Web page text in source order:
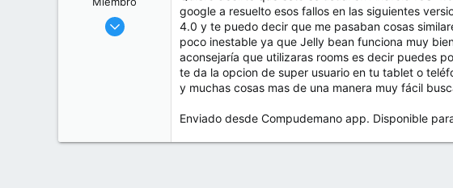
25 Jun 2013
google a resuelto esos fallos en las siguientes
4.0 y te puedo decir que me pasaban cosas
poco inestable ya que Jelly bean funciona muy
aconsejaría que utilizaras rooms es decir puedes
te da la opcion de super usuario en tu tablet o
y muchas cosas mas de una manera muy fácil
Enviado desde Compudemano app. Disponible